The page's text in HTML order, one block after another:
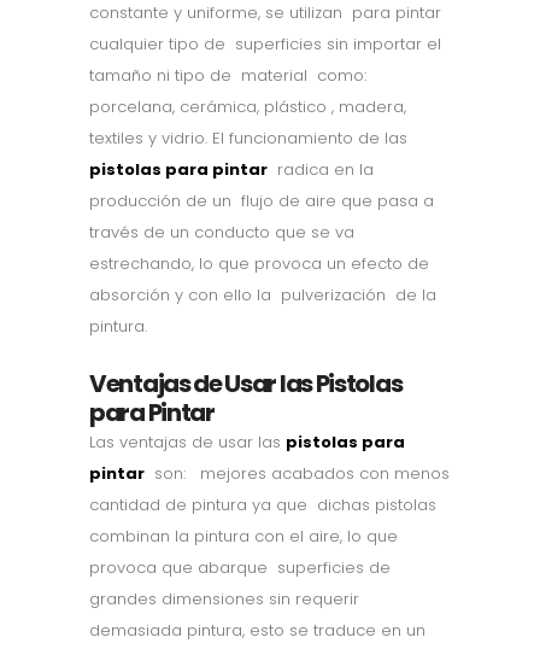
constante y uniforme, se utilizan para pintar
cualquier tipo de superficies sin importar el
tamaño ni tipo de material como:
porcelana, cerámica, plástico , madera,
textiles y vidrio. El funcionamiento de las
pistolas para pintar radica en la
producción de un flujo de aire que pasa a
través de un conducto que se va
estrechando, lo que provoca un efecto de
absorción y con ello la pulverización de la
pintura.
Ventajas de Usar las Pistolas
para Pintar
Las ventajas de usar las pistolas para
pintar son: mejores acabados con menos
cantidad de pintura ya que dichas pistolas
combinan la pintura con el aire, lo que
provoca que abarque superficies de
grandes dimensiones sin requerir
demasiada pintura, esto se traduce en un